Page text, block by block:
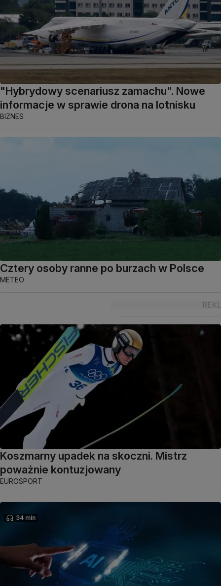
"Hybrydowy scenariusz zamachu". Nowe
informacje w sprawie drona na lotnisku
BIZNES
Cztery osoby ranne po burzach w Polsce
METEO
Koszmarny upadek na skoczni. Mistrz
poważnie kontuzjowany
EUROSPORT
34 min